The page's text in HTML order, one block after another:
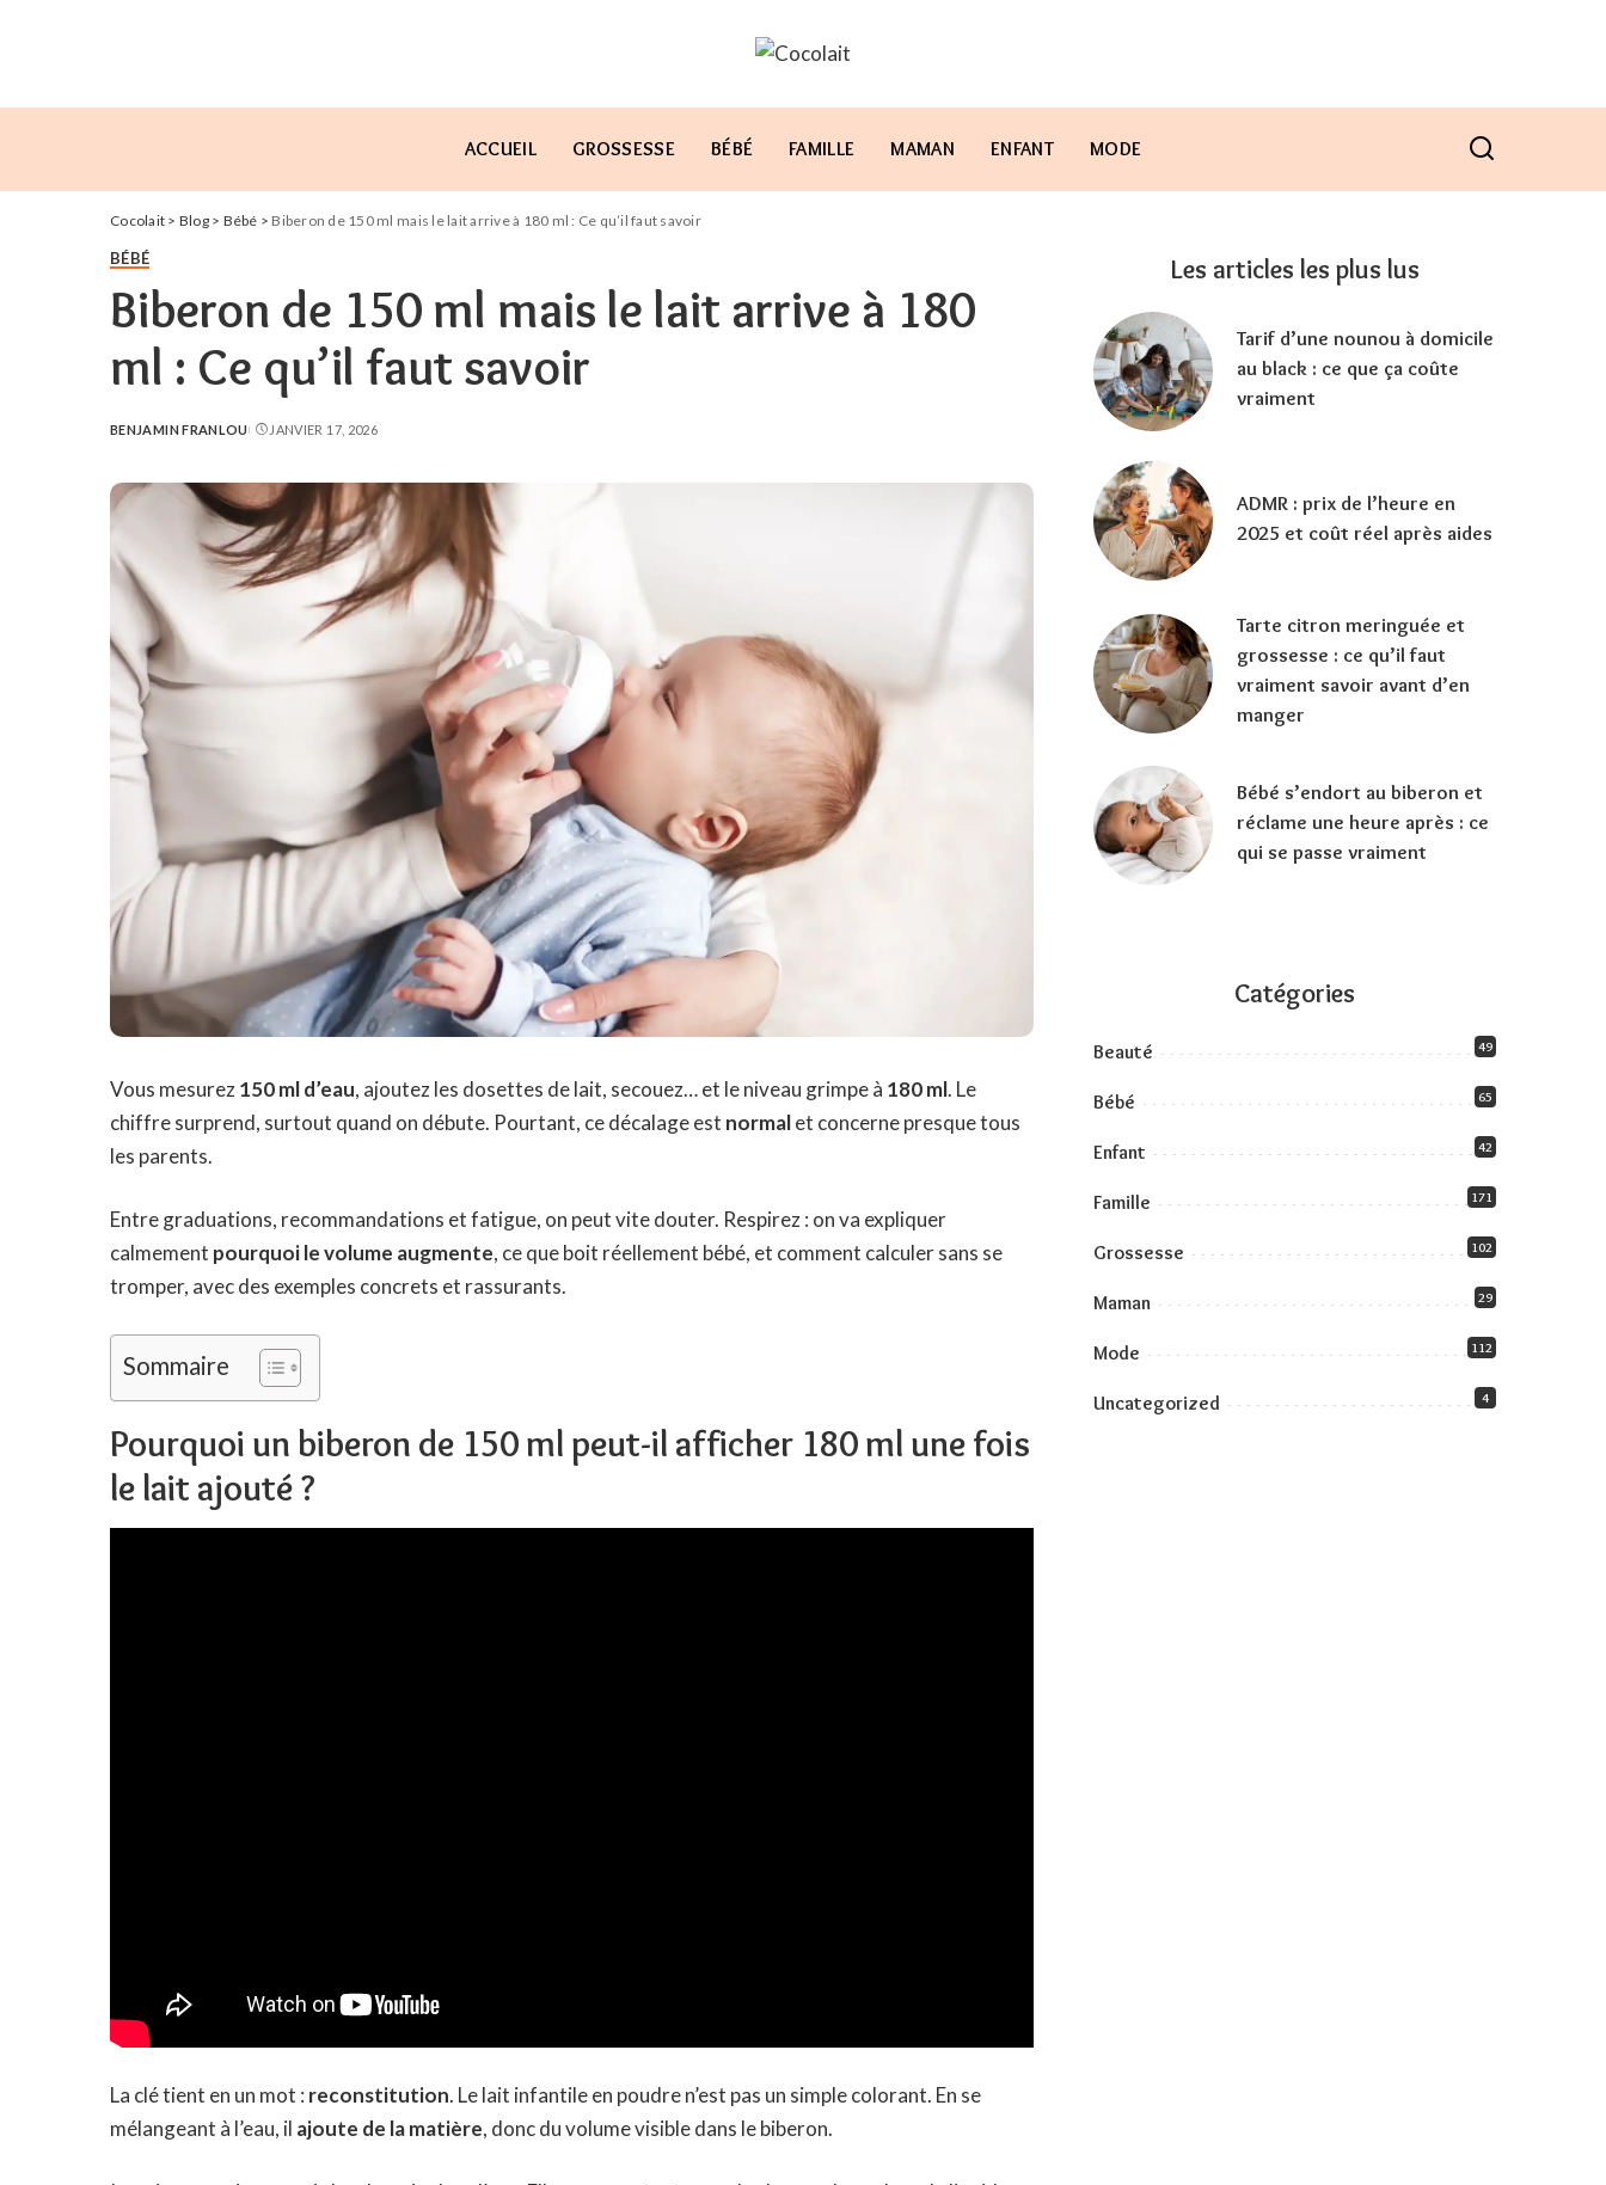
ACCUEIL GROSSESSE BÉBÉ FAMILLE MAMAN ENFANT MODE
Cocolait > Blog> Bébé > Biberon de 150 ml mais le lait arrive à 180 ml : Ce qu’il faut savoir
BÉBÉ
Biberon de 150 ml mais le lait arrive à 180
ml : Ce qu’il faut savoir
POSTED
BENJAMIN FRANLOU JANVIER 17, 2026
Vous mesurez150 ml d’eau, ajoutez les dosettes de lait, secouez… et le niveau grimpe à 180 ml. Le
chiffre surprend, surtout quand on débute. Pourtant, ce décalage est normalet concerne presque tous
les parents.
Entre graduations, recommandations et fatigue, on peut vite douter. Respirez : on va expliquer
calmement pourquoi le volume augmente, ce que boit réellement bébé, et comment calculer sans se
tromper, avec des exemples concrets et rassurants.
Sommaire
Pourquoi un biberon de 150 ml peut-il afficher 180 ml une fois
le lait ajouté ?
La clé tient en un mot : reconstitution. Le lait infantile en poudre n’est pas un simple colorant. En se
mélangeant à l’eau, il ajoute de la matière, donc du volume visible dans le biberon.
Les articles les plus lus
Tarif d’une nounou à domicile
au black : ce que ça coûte
vraiment
ADMR : prix de l’heure en
2025 et coût réel après aides
Tarte citron meringuée et
grossesse : ce qu’il faut
vraiment savoir avant d’en
manger
Bébé s’endort au biberon et
réclame une heure après : ce
qui se passe vraiment
Catégories
Beauté 49
Bébé 65
Enfant 42
Famille 171
Grossesse 102
Maman 29
Mode 112
Uncategorized 4